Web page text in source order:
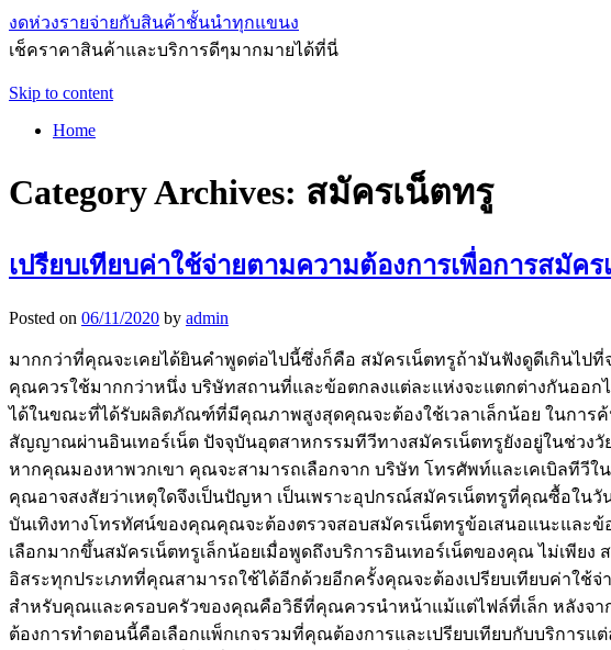
งดห่วงรายจ่ายกับสินค้าชั้นนำทุกแขนง
เช็คราคาสินค้าและบริการดีๆมากมายได้ที่นี่
Skip to content
Home
Category Archives: สมัครเน็ตทรู
เปรียบเทียบค่าใช้จ่ายตามความต้องการเพื่อการสมัคร
Posted on 06/11/2020 by admin
มากกว่าที่คุณจะเคยได้ยินคำพูดต่อไปนี้ซึ่งก็คือ สมัครเน็ตทรูถ้ามันฟังดูดีเกินไปที่
คุณควรใช้มากกว่าหนึ่ง บริษัทสถานที่และข้อตกลงแต่ละแห่งจะแตกต่างกันออก
ได้ในขณะที่ได้รับผลิตภัณฑ์ที่มีคุณภาพสูงสุดคุณจะต้องใช้เวลาเล็กน้อย ในการค้
สัญญาณผ่านอินเทอร์เน็ต ปัจจุบันอุตสาหกรรมทีวีทางสมัครเน็ตทรูยังอยู่ในช่วง
หากคุณมองหาพวกเขา คุณจะสามารถเลือกจาก บริษัท โทรศัพท์และเคเบิลที
คุณอาจสงสัยว่าเหตุใดจึงเป็นปัญหา เป็นเพราะอุปกรณ์สมัครเน็ตทรูที่คุณซื้อใน
บันเทิงทางโทรทัศน์ของคุณคุณจะต้องตรวจสอบสมัครเน็ตทรูข้อเสนอแนะและ
เลือกมากขึ้นสมัครเน็ตทรูเล็กน้อยเมื่อพูดถึงบริการอินเทอร์เน็ตของคุณ ไม่เพี
อิสระทุกประเภทที่คุณสามารถใช้ได้อีกด้วยอีกครั้งคุณจะต้องเปรียบเทียบค่าใ
สำหรับคุณและครอบครัวของคุณคือวิธีที่คุณควรนำหน้าแม้แต่ไฟล์ที่เล็ก หลังจ
ต้องการทำตอนนี้คือเลือกแพ็กเกจรวมที่คุณต้องการและเปรียบเทียบกับบริก